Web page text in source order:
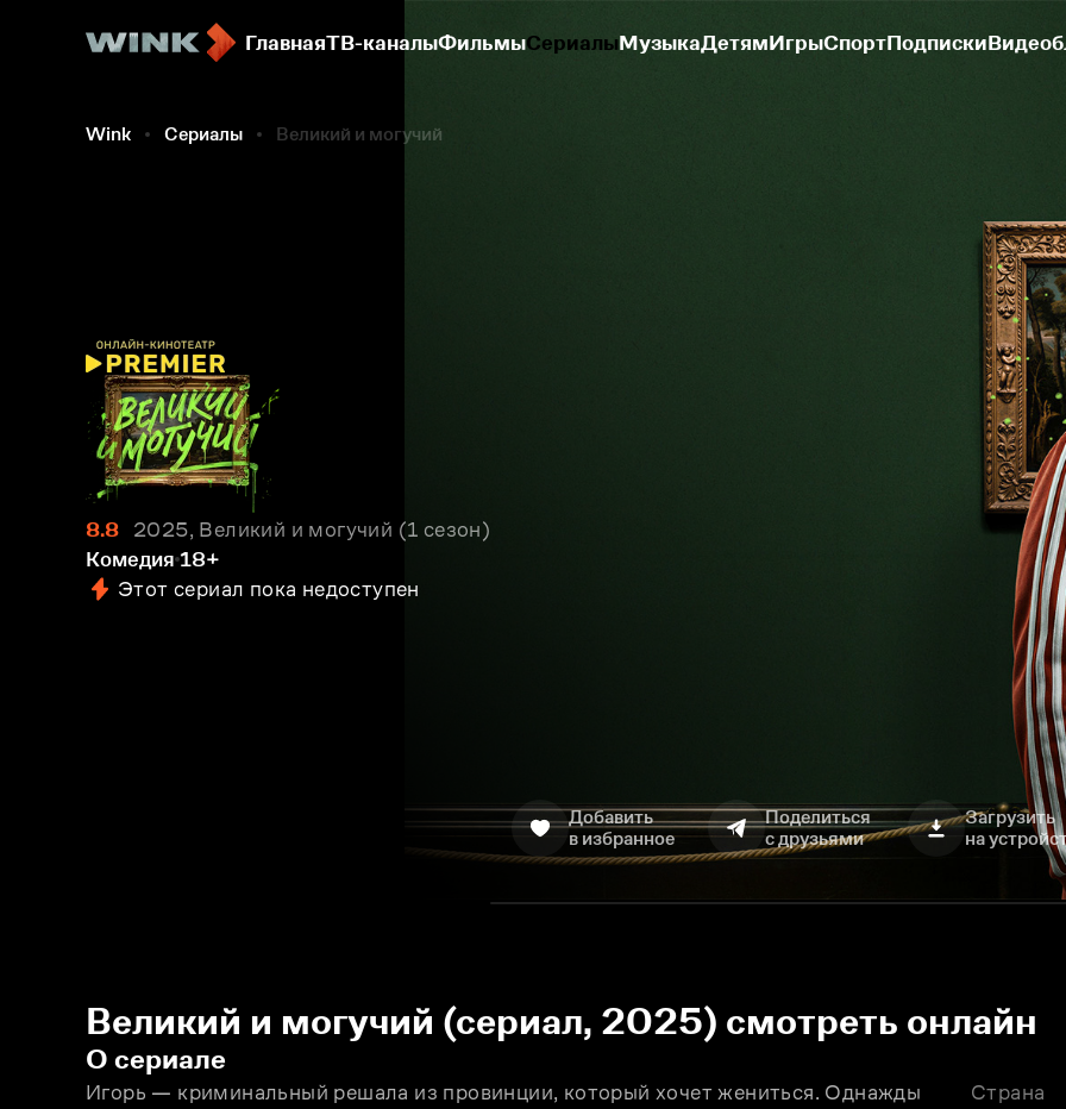
ГлавнаяТВ-каналыФильмыСериалыМузыкаДетямИгрыСпортПодписки
Wink Сериалы Великий и могучий
8.8 2025, Великий и могучий
1 сезон
Комедия 18+
Этот сериал пока недоступен
Добавить
в избранное
Поделиться
с друзьями
Загрузить
на
Великий и могучий (сериал, 2025) смотреть онлайн
О сериале
Игорь — криминальный решала из провинции, который хочет жениться. Однажды
Страна